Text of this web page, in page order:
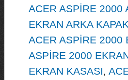
ACER ASPİRE 2000
EKRAN ARKA KAPAK
ACER ASPİRE 2000
ASPİRE 2000
EKRAN KASASI,